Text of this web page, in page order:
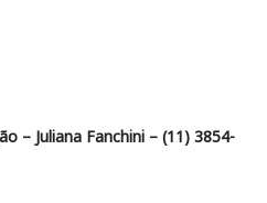
– Juliana Fanchini – (11) 3854-